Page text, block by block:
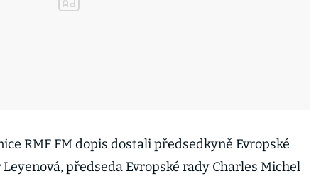
RMF FM dopis dostali předsedkyně Evropské
předseda Evropské rady Charles Michel